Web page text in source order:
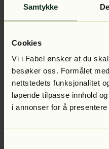
Samtykke
Cookies
Vi i Fabel ønsker at du
besøker oss. Formålet
nettstedets funksjonalitet
løpende tilpasse innhold
i annonser for å